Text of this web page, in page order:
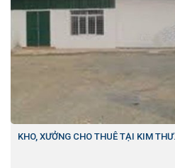
KHO, XƯỞNG CHO THUÊ TẠI KIM